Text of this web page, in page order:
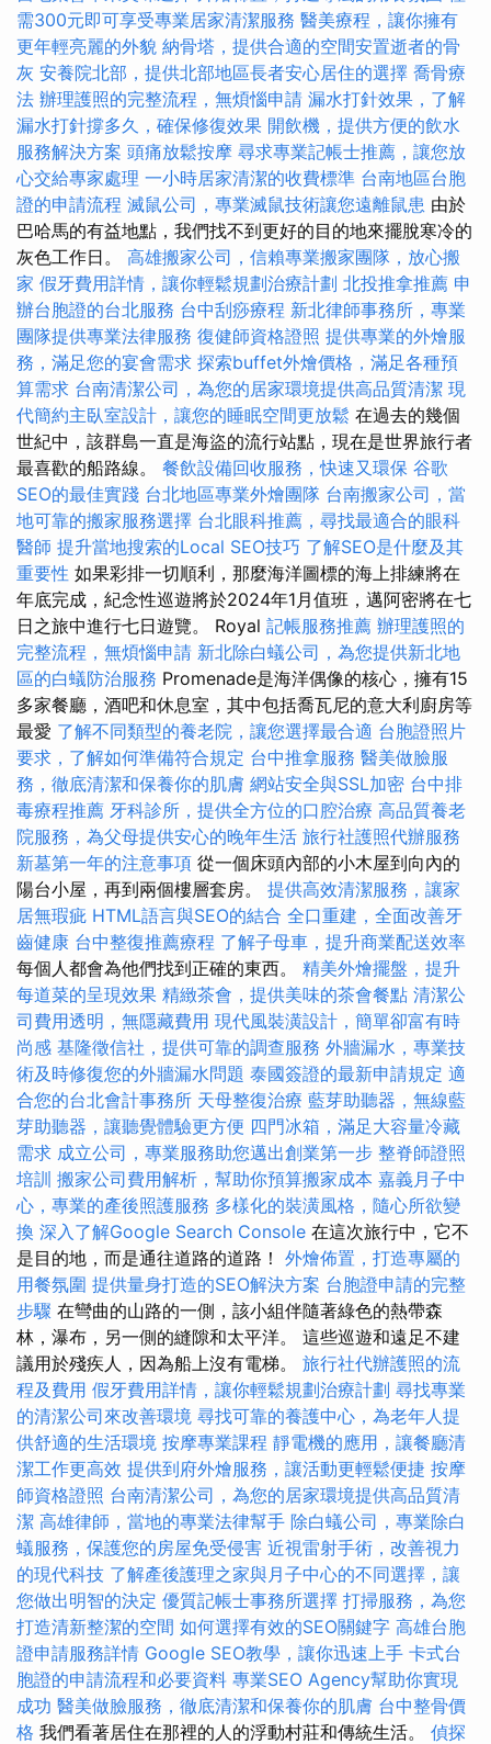
需300元即可享受專業居家清潔服務 醫美療程，讓你擁有
更年輕亮麗的外貌 納骨塔，提供合適的空間安置逝者的骨
灰 安養院北部，提供北部地區長者安心居住的選擇 喬骨療
法 辦理護照的完整流程，無煩惱申請 漏水打針效果，了解
漏水打針撐多久，確保修復效果 開飲機，提供方便的飲水
服務解決方案 頭痛放鬆按摩 尋求專業記帳士推薦，讓您放
心交給專家處理 一小時居家清潔的收費標準 台南地區台胞
證的申請流程 滅鼠公司，專業滅鼠技術讓您遠離鼠患 由於
巴哈馬的有益地點，我們找不到更好的目的地來擺脫寒冷的
灰色工作日。 高雄搬家公司，信賴專業搬家團隊，放心搬
家 假牙費用詳情，讓你輕鬆規劃治療計劃 北投推拿推薦 申
辦台胞證的台北服務 台中刮痧療程 新北律師事務所，專業
團隊提供專業法律服務 復健師資格證照 提供專業的外燴服
務，滿足您的宴會需求 探索buffet外燴價格，滿足各種預
算需求 台南清潔公司，為您的居家環境提供高品質清潔 現
代簡約主臥室設計，讓您的睡眠空間更放鬆 在過去的幾個
世紀中，該群島一直是海盜的流行站點，現在是世界旅行者
最喜歡的船路線。 餐飲設備回收服務，快速又環保 谷歌
SEO的最佳實踐 台北地區專業外燴團隊 台南搬家公司，當
地可靠的搬家服務選擇 台北眼科推薦，尋找最適合的眼科
醫師 提升當地搜索的Local SEO技巧 了解SEO是什麼及其
重要性 如果彩排一切順利，那麼海洋圖標的海上排練將在
年底完成，紀念性巡遊將於2024年1月值班，邁阿密將在七
日之旅中進行七日遊覽。 Royal 記帳服務推薦 辦理護照的
完整流程，無煩惱申請 新北除白蟻公司，為您提供新北地
區的白蟻防治服務 Promenade是海洋偶像的核心，擁有15
多家餐廳，酒吧和休息室，其中包括喬瓦尼的意大利廚房等
最愛 了解不同類型的養老院，讓您選擇最合適 台胞證照片
要求，了解如何準備符合規定 台中推拿服務 醫美做臉服
務，徹底清潔和保養你的肌膚 網站安全與SSL加密 台中排
毒療程推薦 牙科診所，提供全方位的口腔治療 高品質養老
院服務，為父母提供安心的晚年生活 旅行社護照代辦服務
新墓第一年的注意事項 從一個床頭內部的小木屋到向內的
陽台小屋，再到兩個樓層套房。 提供高效清潔服務，讓家
居無瑕疵 HTML語言與SEO的結合 全口重建，全面改善牙
齒健康 台中整復推薦療程 了解子母車，提升商業配送效率
每個人都會為他們找到正確的東西。 精美外燴擺盤，提升
每道菜的呈現效果 精緻茶會，提供美味的茶會餐點 清潔公
司費用透明，無隱藏費用 現代風裝潢設計，簡單卻富有時
尚感 基隆徵信社，提供可靠的調查服務 外牆漏水，專業技
術及時修復您的外牆漏水問題 泰國簽證的最新申請規定 適
合您的台北會計事務所 天母整復治療 藍芽助聽器，無線藍
芽助聽器，讓聽覺體驗更方便 四門冰箱，滿足大容量冷藏
需求 成立公司，專業服務助您邁出創業第一步 整脊師證照
培訓 搬家公司費用解析，幫助你預算搬家成本 嘉義月子中
心，專業的產後照護服務 多樣化的裝潢風格，隨心所欲變
換 深入了解Google Search Console 在這次旅行中，它不
是目的地，而是通往道路的道路！ 外燴佈置，打造專屬的
用餐氛圍 提供量身打造的SEO解決方案 台胞證申請的完整
步驟 在彎曲的山路的一側，該小組伴隨著綠色的熱帶森
林，瀑布，另一側的縫隙和太平洋。 這些巡遊和遠足不建
議用於殘疾人，因為船上沒有電梯。 旅行社代辦護照的流
程及費用 假牙費用詳情，讓你輕鬆規劃治療計劃 尋找專業
的清潔公司來改善環境 尋找可靠的養護中心，為老年人提
供舒適的生活環境 按摩專業課程 靜電機的應用，讓餐廳清
潔工作更高效 提供到府外燴服務，讓活動更輕鬆便捷 按摩
師資格證照 台南清潔公司，為您的居家環境提供高品質清
潔 高雄律師，當地的專業法律幫手 除白蟻公司，專業除白
蟻服務，保護您的房屋免受侵害 近視雷射手術，改善視力
的現代科技 了解產後護理之家與月子中心的不同選擇，讓
您做出明智的決定 優質記帳士事務所選擇 打掃服務，為您
打造清新整潔的空間 如何選擇有效的SEO關鍵字 高雄台胞
證申請服務詳情 Google SEO教學，讓你迅速上手 卡式台
胞證的申請流程和必要資料 專業SEO Agency幫助你實現
成功 醫美做臉服務，徹底清潔和保養你的肌膚 台中整骨價
格 我們看著居住在那裡的人的浮動村莊和傳統生活。 偵探